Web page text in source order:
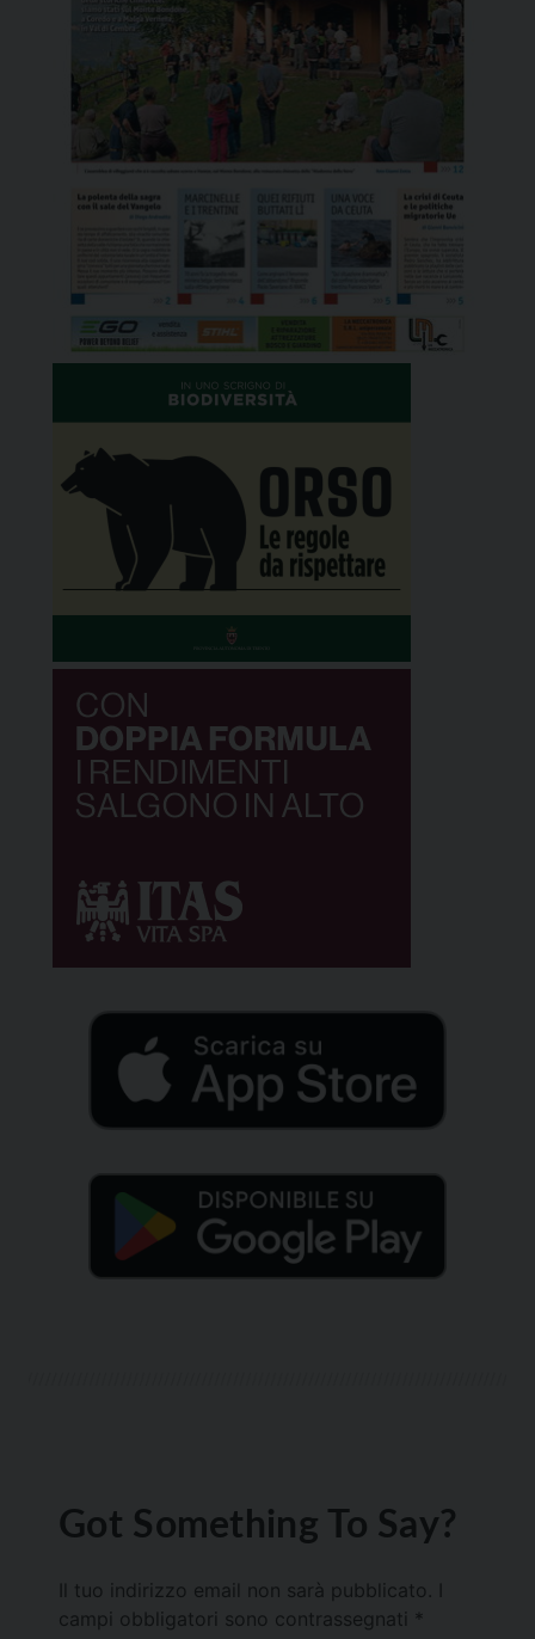
Got Something To Say?
Il tuo indirizzo email non sarà pubblicato.
campi obbligatori sono contrassegnati *